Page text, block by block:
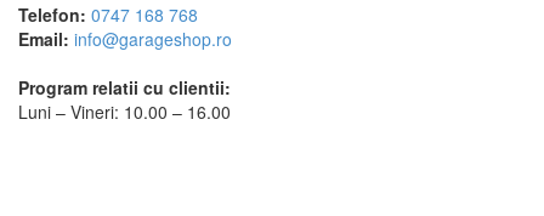
Telefon: 0747 168 768
Email: info@garageshop.ro
Program relatii cu clientii:
Luni – Vineri: 10.00 – 16.00